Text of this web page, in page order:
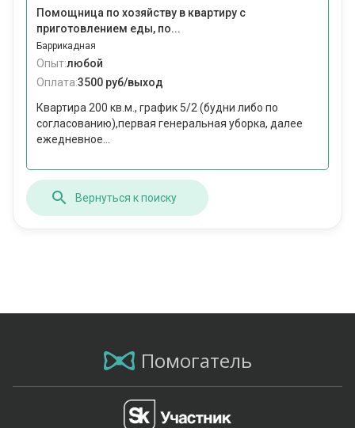
Помощница по хозяйству в квартиру с
приготовлением еды, по...
Баррикадная
Опыт:любой
Оплата:3500 руб/выход
Квартира 200 кв.м., график 5/2 (будни либо по
согласованию),первая генеральная уборка, далее
ежедневное...
Вернуться к поиску
Помогатель